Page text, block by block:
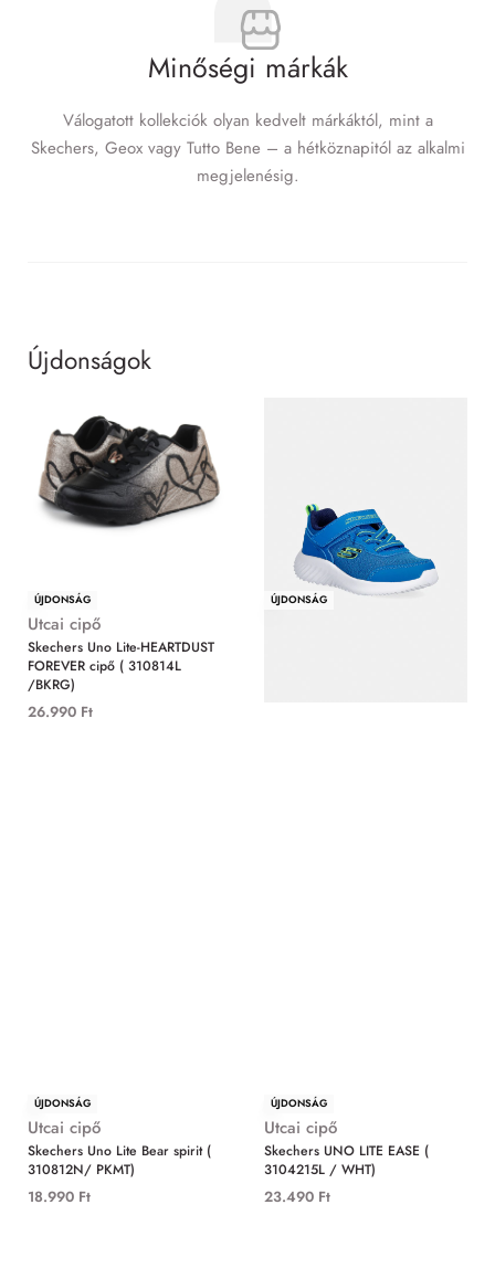
Minőségi márkák
Válogatott kollekciók olyan kedvelt márkáktól, mint a
Skechers, Geox vagy Tutto Bene – a hétköznapitól az alkalmi
megjelenésig.
Újdonságok
ÚJDONSÁG
Utcai cipő
Skechers Uno Lite-HEARTDUST
FOREVER cipő ( 310814L
/BKRG)
26.990 Ft
ÚJDONSÁG
ÚJDONSÁG
Utcai cipő
Skechers Uno Lite Bear spirit (
310812N/ PKMT)
18.990 Ft
ÚJDONSÁG
Utcai cipő
Skechers UNO LITE EASE (
3104215L / WHT)
23.490 Ft